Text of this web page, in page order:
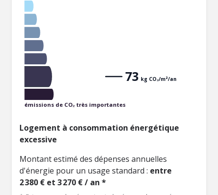
émissions de CO₂ très importantes
73 kg CO₂/m²/an
Logement à consommation énergétique
excessive
Montant estimé des dépenses annuelles
d'énergie pour un usage standard : entre
2 380 € et 3 270 € / an *